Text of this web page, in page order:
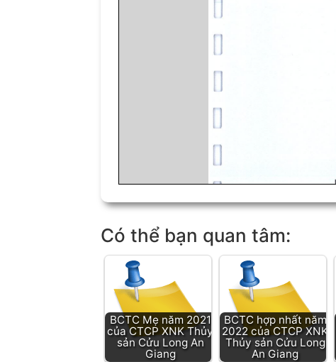
Có thể bạn quan tâm:
BCTC Mẹ năm 2021
của CTCP XNK Thủy
sản Cửu Long An
Giang
BCTC hợp nhất năm
2022 của CTCP XNK
Thủy sản Cửu Long
An Giang